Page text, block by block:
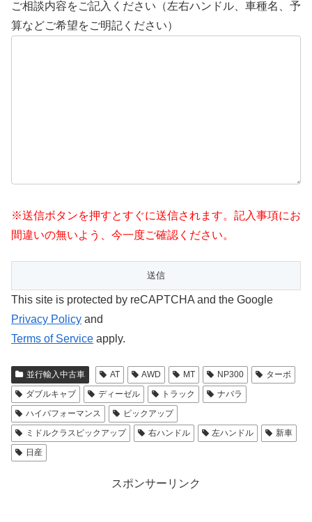
ご相談内容をご記入ください（左右ハンドル、車種名、予
算などご希望をご明記ください）
※送信ボタンを押すとすぐに送信されます。記入事項にお
間違いの無いよう、今一度ご確認ください。
This site is protected by reCAPTCHA and the Google
Privacy Policy and
Terms of Service apply.
並行輸入中古車 AT AWD MT NP300
ターボ
ダブルキャブ
ディーゼル トラック
ナバラ
ハイパフォーマンス
ピックアップ
ミドルクラスピックアップ
右ハンドル 左ハンドル
新車
日産
スポンサーリンク